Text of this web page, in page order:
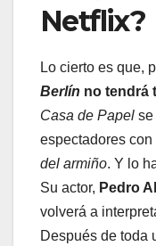
Netflix?
Lo cierto es que,
Berlín no tendrá
Casa de Papel se
espectadores
del armiño. Y lo
Su actor, Pedro
volverá a
Después de toda